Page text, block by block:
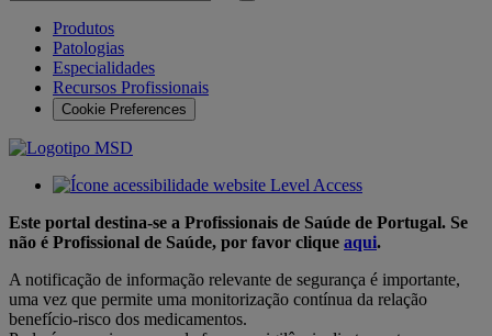
por
Submeter
Produtos
Patologias
Especialidades
Recursos Profissionais
Cookie Preferences
Este portal destina-se a Profissionais de Saúde de Portugal. Se
não é Profissional de Saúde, por favor clique aqui.
A notificação de informação relevante de segurança é importante,
uma vez que permite uma monitorização contínua da relação
benefício-risco dos medicamentos.